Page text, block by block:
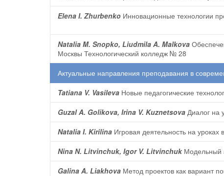
Elena I. Zhurbenko Инновационные технологии
Natalia M. Snopko, Liudmila A. Malkova
Москвы Технологический колледж № 28
Актуальные направления преподавания в
Tatiana V. Vasileva Новые педагогические
Guzal A. Golikova, Irina V. Kuznetsova Диалог на
Natalia I. Kirilina Игровая деятельность на уроках
Nina N. Litvinchuk, Igor V. Litvinchuk Модельный
Galina A. Liakhova Метод проектов как вариант